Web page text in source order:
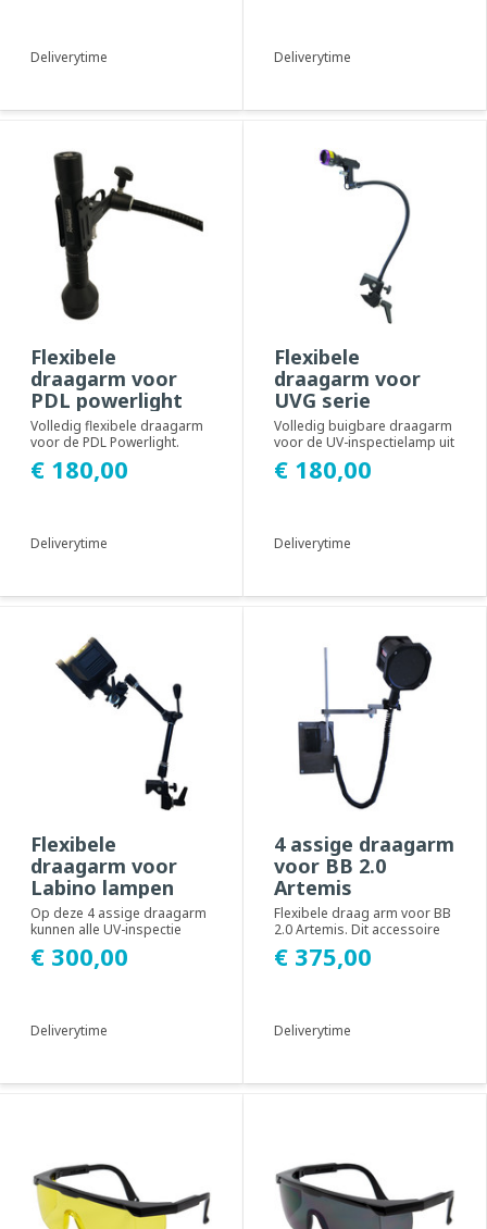
Deliverytime Deliverytime
Flexibele
draagarm voor
PDL powerlight
Volledig flexibele draagarm
voor de PDL Powerlight.
Door de stevige maar
flexibele binnenm...
€ 180,00
Deliverytime
Flexibele
draagarm voor
UVG serie
Volledig buigbare draagarm
voor de UV-inspectielamp uit
de UVG serie. Door de
stevige maar...
€ 180,00
Deliverytime
Flexibele
draagarm voor
Labino lampen
Op deze 4 assige draagarm
kunnen alle UV-inspectie
lampen van Labino
gemonteerd worden. De...
€ 300,00
Deliverytime
4 assige draagarm
voor BB 2.0
Artemis
Flexibele draag arm voor BB
2.0 Artemis. Dit accessoire
kan aan een muur worden
bevestigd ...
€ 375,00
Deliverytime